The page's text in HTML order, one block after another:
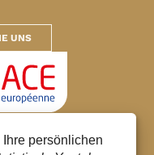
persönlichen
UNS
Elsass